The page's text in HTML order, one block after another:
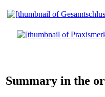
Summary in the